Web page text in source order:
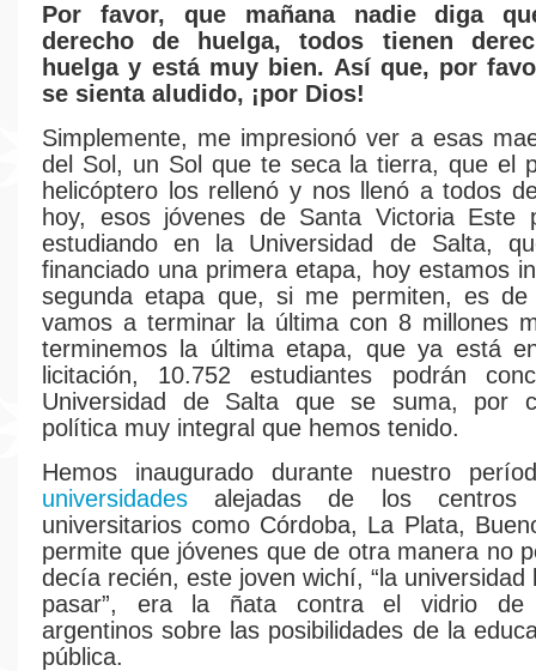
Por favor, que mañana nadie diga
derecho de huelga, todos tienen
huelga y está muy bien. Así que, por
se sienta aludido, ¡por Dios!
Simplemente, me impresionó ver a esas
del Sol, un Sol que te seca la tierra, que el
helicóptero los rellenó y nos llenó a todos
hoy, esos jóvenes de Santa Victoria Este
estudiando en la Universidad de Salta,
financiado una primera etapa, hoy estamos
segunda etapa que, si me permiten, es
vamos a terminar la última con 8 millones
terminemos la última etapa, que ya está
licitación, 10.752 estudiantes podrán
Universidad de Salta que se suma, por
política muy integral que hemos tenido.
Hemos inaugurado durante nuestro
universidades alejadas de los centros
universitarios como Córdoba, La Plata,
permite que jóvenes que de otra manera no
decía recién, este joven wichí, “la universidad
pasar”, era la ñata contra el vidrio de
argentinos sobre las posibilidades de la
pública.